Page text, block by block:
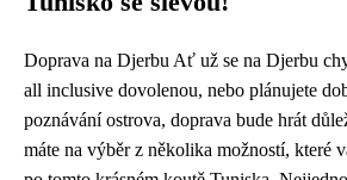
Doprava na Djerbu Ať už se na Djerbu
all inclusive dovolenou, nebo plánujete
poznávání ostrova, doprava bude hrát
máte na výběr z několika možností, které